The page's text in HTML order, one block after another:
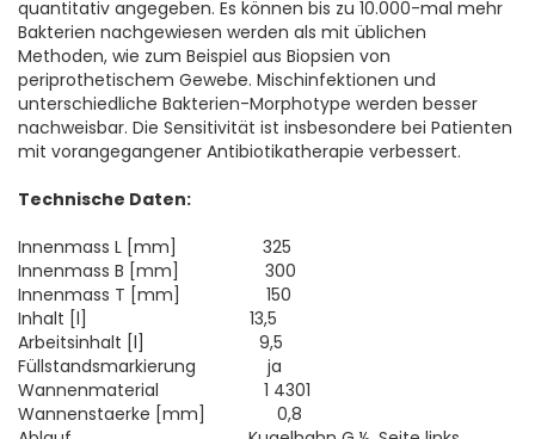
quantitativ angegeben. Es können bis zu 10.000-mal mehr
Bakterien nachgewiesen werden als mit üblichen
Methoden, wie zum Beispiel aus Biopsien von
periprothetischem Gewebe. Mischinfektionen und
unterschiedliche Bakterien-Morphotype werden besser
nachweisbar. Die Sensitivität ist insbesondere bei Patienten
mit vorangegangener Antibiotikatherapie verbessert.
Technische Daten:
Innenmass L [mm] 325
Innenmass B [mm] 300
Innenmass T [mm] 150
Inhalt [l] 13,5
Arbeitsinhalt [l] 9,5
Füllstandsmarkierung ja
Wannenmaterial 1 4301
Wannenstaerke [mm] 0,8